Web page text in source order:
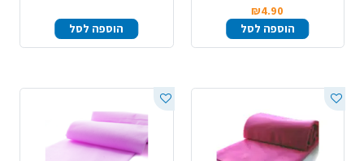
₪4.90
הוספה לסל
הוספה לסל